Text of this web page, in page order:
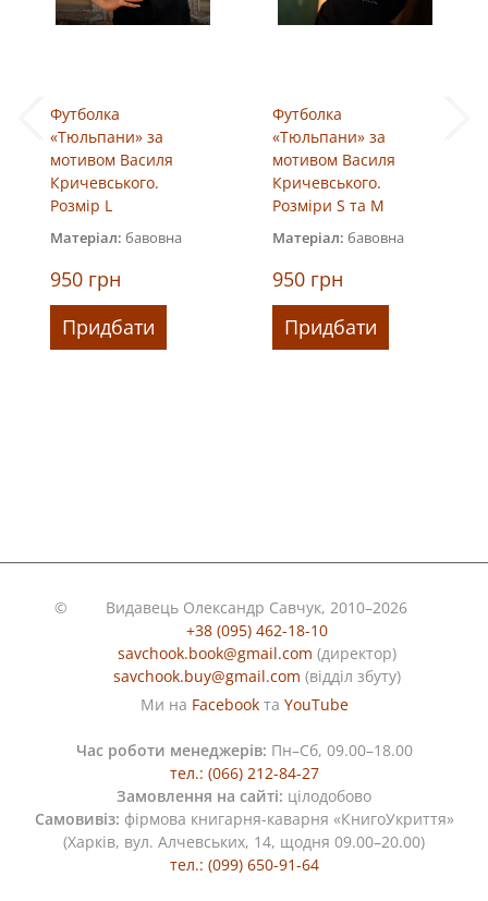
Футболка
«Тюльпани» за
мотивом Василя
Кричевського.
Розмір L
Матеріал: бавовна
950 грн
Придбати
Футболка
«Тюльпани» за
мотивом Василя
Кричевського.
Розміри S та M
Матеріал: бавовна
950 грн
Придбати
©
Видавець Олександр Савчук, 2010–2026
+38 (095) 462-18-10
savchook.book@gmail.com (директор)
savchook.buy@gmail.com (відділ збуту)
Ми на Facebookта YouTube
Час роботи менеджерів: Пн–Сб, 09.00–18.00
тел.: (066) 212-84-27
Замовлення на сайті: цілодобово
Самовивіз: фірмова книгарня-каварня «КнигоУкриття»
(Харків, вул. Алчевських, 14, щодня 09.00–20.00)
тел.: (099) 650-91-64